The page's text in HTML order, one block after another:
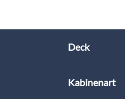
Deck
Kabinenart